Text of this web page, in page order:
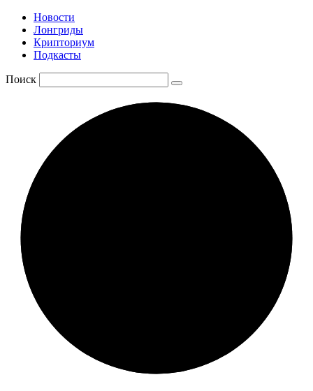
Новости
Лонгриды
Крипториум
Подкасты
Поиск